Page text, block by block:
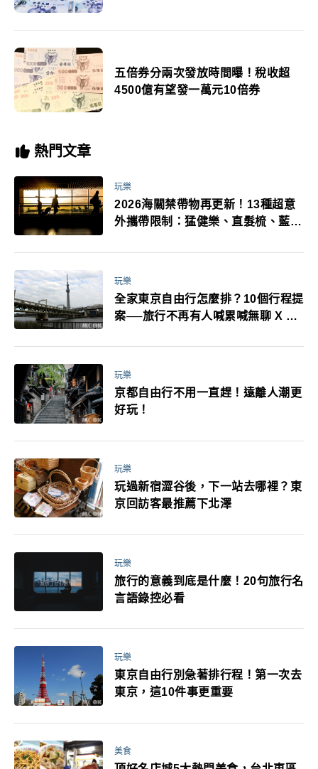
五倍券分兩次發放時間曝！稅收超
4500億有望發一萬元10倍券
熱門文章
玩樂
2026海關禁帶物再更新！13種超意
外攜帶限制：猛健樂、直髮梳、藍牙
萬！注意事項一次看！
玩樂
全家東京自由行怎麼排？10個行程提
案──旅行不再有人喊累喊無聊 X 爸
玩樂
京都自由行不用一直趕！遠離人潮更
好玩！
玩樂
玩過新宿澀谷後，下一站去哪裡？東
京回訪客最推薦下北澤
玩樂
旅行的意義到底是什麼！20句旅行名
言語錄控必看
玩樂
東京自由行別急著排行程！第一次去
東京，這10件事更重要
美食